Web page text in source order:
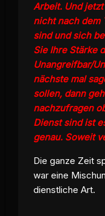
Arbeit. Und
nicht nach dem
sind und sich
Sie Ihre Stärke
Unangreifbar/
nächste mal
sollen, dann
nachzufragen
Dienst sind ist
genau. Soweit
Die ganze Zeit
war eine
dienstliche Art.